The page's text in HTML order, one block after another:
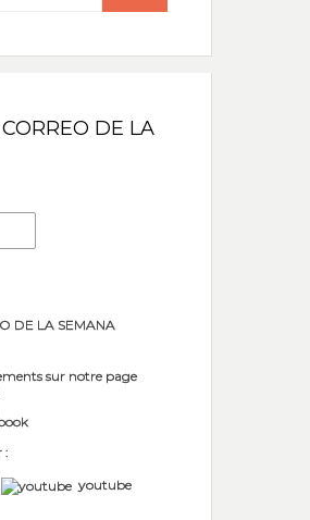
DE LA
DE LA SEMANA
sur notre page
:
youtube